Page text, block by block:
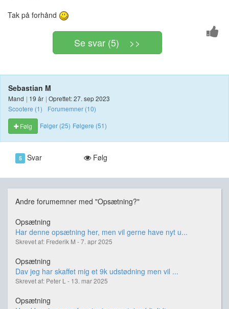
Tak på forhånd
Se svar (5) >>
Sebastian M
Mand | 19 år | Oprettet: 27. sep 2023
Scootere (1)
Forumemner (10)
Følg
Følger (25) Følgere (51)
5 Svar Følg
Andre forumemner med "Opsætning?"
Opsætning
Har denne opsætning her, men vil gerne have nyt u...
Skrevet af: Frederik M - 7. apr 2025
Opsætning
Dav jeg har skaffet mig et 9k udstødning men vil ...
Skrevet af: Peter L - 13. mar 2025
Opsætning